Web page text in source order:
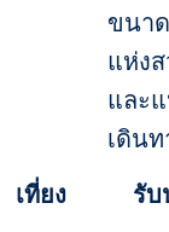
ขนา
แห่ง
และ
เดิน
เที่ยง รับปร